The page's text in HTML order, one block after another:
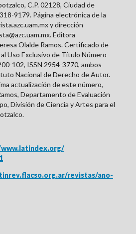
C.P. 02128, Ciudad de
9179. Página electrónica de la
y dirección
Editora
Olalde Ramos. Certificado de
Uso Exclusivo de Título Número
102, ISSN 2954-3770, ambos
Nacional de Derecho de Autor.
actualización de este número,
Departamento de Evaluación
División de Ciencia y Artes para el
revistas/ano-